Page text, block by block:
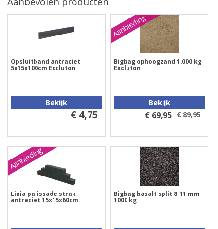
Opsluitband antraciet
5x15x100cm Excluton
Bekijk
€ 4,75
Aanbieding
Bigbag ophoogzand 1.000 kg
Excluton
Bekijk
€ 69,95 € 89,95
Aanbieding
Linia palissade strak
antraciet 15x15x60cm
Bigbag basalt split 8-11 mm
1000 kg